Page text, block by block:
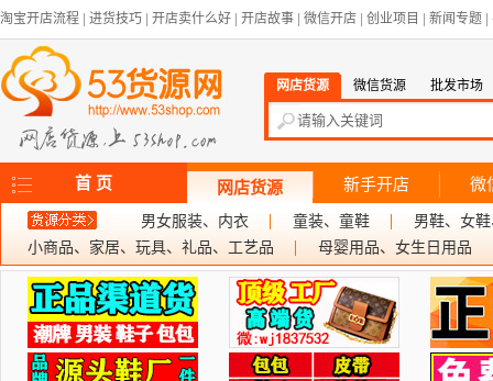
淘宝开店流程 进货技巧 开店卖什么好 开店故事 微信开店 创业项目 新闻专题
网店货源 微信货源 批发市场
首 页 网店货源 新手开店 微
男女服装、内衣 童装、童鞋
男鞋、女
小商品、家居、玩具、礼品、工艺品
母婴用品、女生日用品